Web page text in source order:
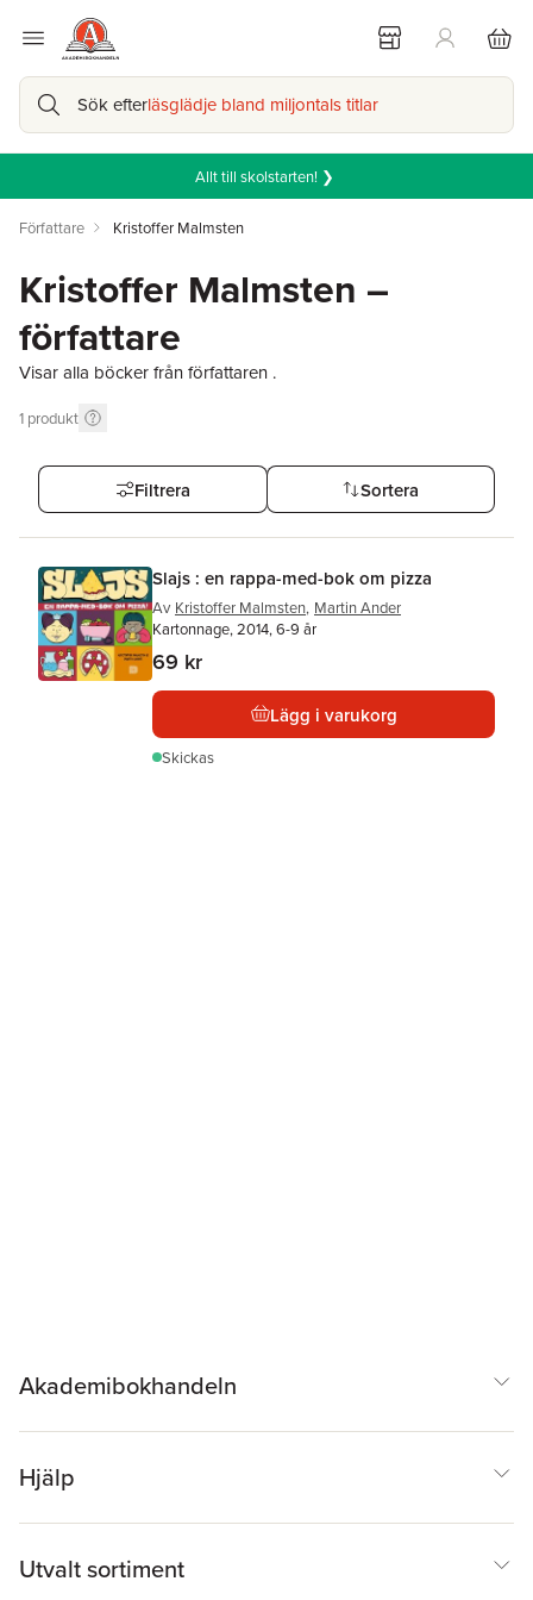
Sök efterläsglädje bland miljontals titlar
Allt till skolstarten! ❯
Författare Kristoffer Malmsten
Kristoffer Malmsten –
författare
Visar alla böcker från författaren .
1 produkt
Filtrera Sortera
Slajs : en rappa-med-bok om pizza
Av Kristoffer Malmsten, Martin Ander
Kartonnage, 2014, 6-9 år
69 kr
Lägg i varukorg
Skickas
Akademibokhandeln
Hjälp
Utvalt sortiment